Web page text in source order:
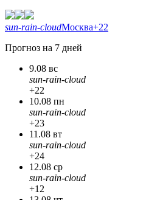
sun-rain-cloudМосква+22
Прогноз на 7 дней
9.08 вс
sun-rain-cloud
+22
10.08 пн
sun-rain-cloud
+23
11.08 вт
sun-rain-cloud
+24
12.08 ср
sun-rain-cloud
+12